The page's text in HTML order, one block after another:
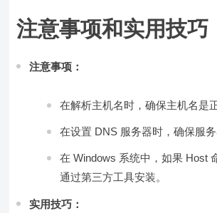
注意事项和实用技巧
注意事项：
在解析主机名时，确保主机名是
在设置 DNS 服务器时，确保服务
在 Windows 系统中，如果 Host
通过第三方工具安装。
实用技巧：